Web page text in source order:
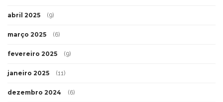
abril 2025 (9)
março 2025 (6)
fevereiro 2025 (9)
janeiro 2025 (11)
dezembro 2024 (6)